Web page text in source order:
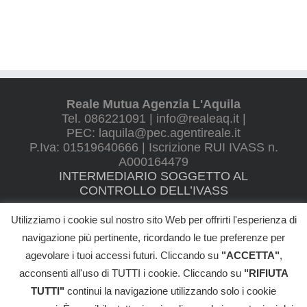
Reale Mutua Agenzia L'Aquila
Tel. 086221091 | info@realeaq.it |
PEC: laquila@pec.agentireale.it
P.Iva: 01519640666 | Iscrizione RUI IVASS n.
A000164479
INTERMEDIARIO SOGGETTO AL
CONTROLLO DELL’IVASS
©2026 VILLANI ALBERTO - All Rights Reserved |Informativa Privacy|
Termini e Condizioni
REGOLAMENTO IVASS N. 40/2018
Utilizziamo i cookie sul nostro sito Web per offrirti l'esperienza di
navigazione più pertinente, ricordando le tue preferenze per
agevolare i tuoi accessi futuri. Cliccando su "ACCETTA",
acconsenti all'uso di TUTTI i cookie. Cliccando su "RIFIUTA
TUTTI" continui la navigazione utilizzando solo i cookie